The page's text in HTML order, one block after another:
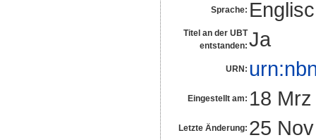
Sprache:
Titel an der UBT
entstanden: Ja
URN:
Eingestellt am: 18
Letzte Änderung: 25